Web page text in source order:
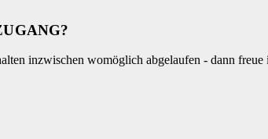
inzwischen womöglich abgelaufen - dann